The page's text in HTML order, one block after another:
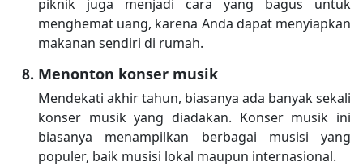
piknik juga menjadi cara yang bagus untuk
menghemat uang, karena Anda dapat menyiapkan
makanan sendiri di rumah.
Menonton konser musik
Mendekati akhir tahun, biasanya ada banyak sekali
konser musik yang diadakan. Konser musik ini
biasanya menampilkan berbagai musisi yang
populer, baik musisi lokal maupun internasional.